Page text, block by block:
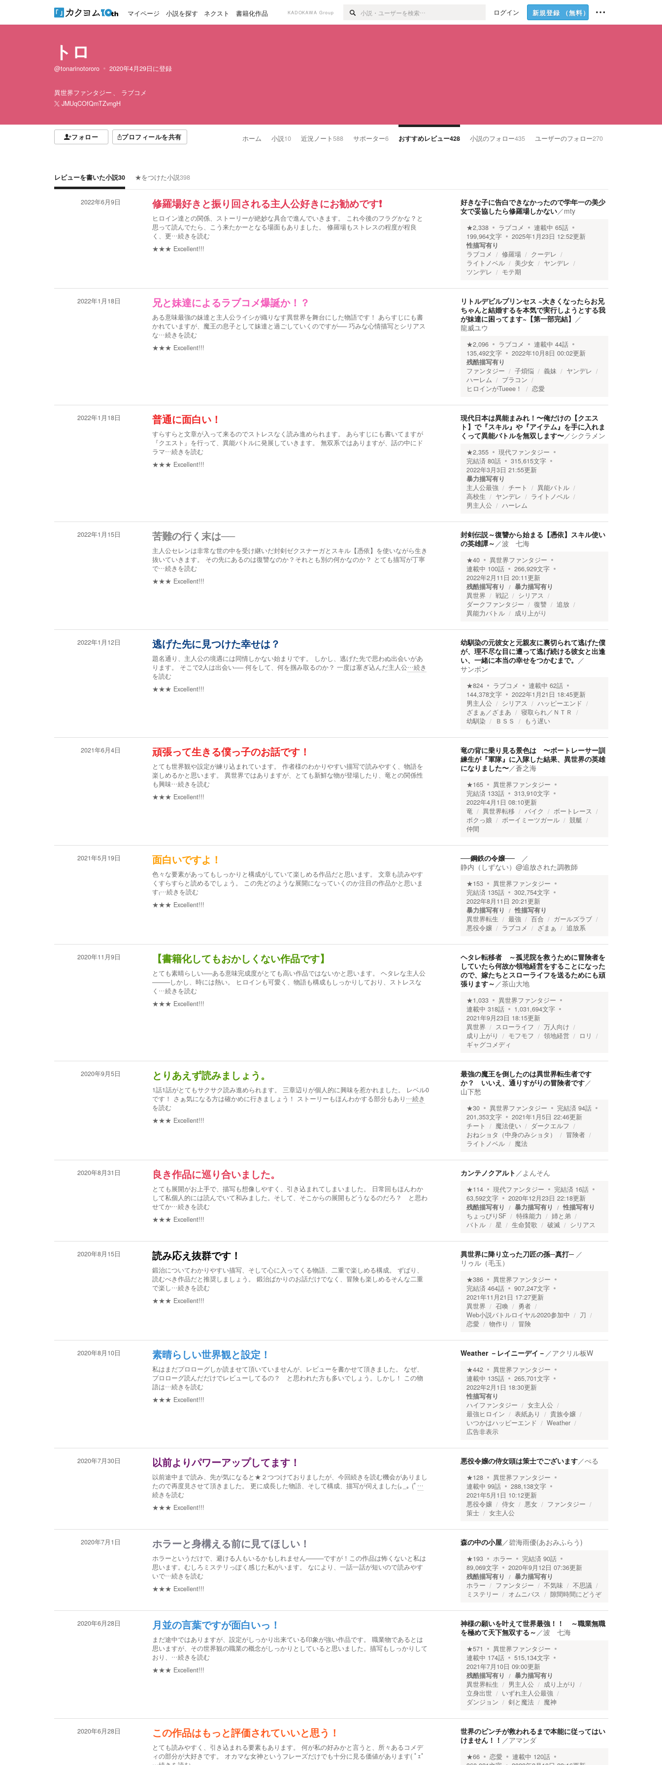
マイページ 小説を探す ネクスト 書籍化作品 KADOKAWA Group ログイン 新規登録 （無料）
トロ
@tonarinotororo 2020年4月29日に登録
異世界ファンタジー
ラブコメ
JMUqCOfQmTZvngH
フォロー プロフィールを共有 ホーム 小説10 近況ノート 588 サポーター6 おすすめレビュー428 小説のフォロー435 ユーザーのフォロー270
レビューを書いた小説30 ★をつけた小説398
2022年6月9日 修羅場好きと振り回される主人公好きにお勧めです❗️
ヒロイン達との関係、ストーリーが絶妙な具合で進んでいきます。 これ今後のフラグかな？と
思って読んでたら、こう来たかーとなる場面もありました。 修羅場もストレスの程度が程良
く、更…続きを読む
★★★ Excellent!!!
好きな子に告白できなかったので学年一の美少
女で妥協したら修羅場しかない／mty
★2,338 ラブコメ 連載中 65話
199,964文字 2025年1月23日 12:52更新
性描写有り
ラブコメ
修羅場
クーデレ
ライトノベル
美少女
ヤンデレ
ツンデレ
モテ期
2022年1月18日 兄と妹達によるラブコメ爆誕か！？
ある意味最強の妹達と主人公ライシが織りなす異世界を舞台にした物語です！ あらすじにも書
かれていますが、魔王の息子として妹達と過ごしていくのですが── 巧みな心情描写とシリアス
な…続きを読む
★★★ Excellent!!!
リトルデビルプリンセス ~大きくなったらお兄
ちゃんと結婚するを本気で実行しようとする我
が妹達に困ってます~【第一部完結】 ／
龍威ユウ
★2,096 ラブコメ 連載中 44話
135,492文字 2022年10月8日 00:02更新
残酷描写有り
ファンタジー
子煩悩 義妹
ヤンデレ
ハーレム
ブラコン
ヒロインがTueee！
恋愛
2022年1月18日 普通に面白い！
すらすらと文章が入って来るのでストレスなく読み進められます。 あらすじにも書いてますが
『クエスト』を行って、異能バトルに発展していきます。 無双系ではありますが、話の中にド
ラマ…続きを読む
★★★ Excellent!!!
現代日本は異能まみれ！〜俺だけの【クエス
ト】で『スキル』や『アイテム』を手に入れま
くって異能バトルを無双します〜／シクラメン
★2,355
現代ファンタジー
完結済 80話 315,615文字
2022年3月3日 21:55更新
暴力描写有り
主人公最強
チート
異能バトル
高校生
ヤンデレ
ライトノベル
男主人公
ハーレム
2022年1月15日 苦難の行く末は──
主人公セレンは非常な世の中を受け継いだ封剣ゼクスナーガとスキル【憑依】を使いながら生き
抜いていきます。 その先にあるのは復讐なのか？それとも別の何かなのか？ とても描写が丁寧
で…続きを読む
★★★ Excellent!!!
封剣伝説～復讐から始まる【憑依】スキル使い
の英雄譚～ ／波 七海
★40
異世界ファンタジー
連載中 100話 266,929文字
2022年2月11日 20:11更新
残酷描写有り
暴力描写有り
異世界
戦記
シリアス
ダークファンタジー
復讐
追放
異能力バトル
成り上がり
2022年1月12日 逃げた先に見つけた幸せは？
題名通り、主人公の境遇には同情しかない始まりです。 しかし、逃げた先で思わぬ出会いがあ
ります。 そこで2人は出会い── 何をして、何を掴み取るのか？ 一度は塞ぎ込んだ主人公…続き
を読む
★★★ Excellent!!!
幼馴染の元彼女と元親友に裏切られて逃げた僕
が、理不尽な目に遭って逃げ続ける彼女と出逢
い、一緒に本当の幸せをつかむまで。 ／
サンボン
★824 ラブコメ 連載中 62話
144,378文字 2022年1月21日 18:45更新
男主人公
シリアス
ハッピーエンド
ざまぁ／ざまあ
寝取られ／ＮＴＲ
幼馴染
ＢＳＳ もう遅い
2021年6月4日 頑張って生きる僕っ子のお話です！
とても世界観や設定が練り込まれています。 作者様のわかりやすい描写で読みやすく、物語を
楽しめるかと思います。 異世界ではありますが、とても新鮮な物が登場したり、竜との関係性
も興味…続きを読む
★★★ Excellent!!!
竜の背に乗り見る景色は 〜ボートレーサー訓
練生が『軍隊』に入隊した結果、異世界の英雄
になりました〜／蒼之海
★165
異世界ファンタジー
完結済 133話 313,910文字
2022年4月1日 08:10更新
竜
異世界転移 バイク
ボートレース
ボクっ娘
ボーイミーツガール
競艇
仲間
2021年5月19日 面白いですよ！
色々な要素があってもしっかりと構成がしていて楽しめる作品だと思います。 文章も読みやす
くすらすらと読めるでしょう。 この先どのような展開になっていくのか注目の作品かと思いま
す₍…続きを読む
★★★ Excellent!!!
──鋼鉄の令嬢──
／
静内（しずない）@追放された調教師
★153
異世界ファンタジー
完結済 135話 302,754文字
2022年8月11日 20:21更新
暴力描写有り
性描写有り
異世界転生
最強 百合
ガールズラブ
悪役令嬢
ラブコメ ざまぁ 追放系
2020年11月9日 【書籍化してもおかしくない作品です】
とても素晴らしい──ある意味完成度がとても高い作品ではないかと思います。 ヘタレな主人公
────しかし、時には熱い。 ヒロインも可愛く、物語も構成もしっかりしており、ストレスな
く …続きを読む
★★★ Excellent!!!
ヘタレ転移者 ～孤児院を救うために冒険者を
していたら何故か領地経営をすることになった
ので、嫁たちとスローライフを送るためにも頑
張ります～ ／茶山大地
★1,033
異世界ファンタジー
連載中 318話 1,031,694文字
2021年9月23日 18:15更新
異世界
スローライフ
万人向け
成り上がり
モフモフ 領地経営
ロリ
ギャグコメディ
2020年9月5日 とりあえず読みましょう。
1話1話がとてもサクサク読み進められます。 三章辺りが個人的に興味を惹かれました。 レベル0
です！ さぁ気になる方は確かめに行きましょう！ ストーリーもほんわかする部分もあり …続き
を読む
★★★ Excellent!!!
最強の魔王を倒したのは異世界転生者です
か？ いいえ、通りすがりの冒険者です／
山下愁
★30 異世界ファンタジー 完結済 94話
201,353文字 2021年1月5日 22:46更新
チート
魔法使い
ダークエルフ
おねショタ（中身のみショタ）
冒険者
ライトノベル
魔法
2020年8月31日 良き作品に巡り合いました。
とても展開がお上手で、描写も想像しやすく、引き込まれてしまいました。 日常回もほんわか
して私個人的には読んでいて和みました。そして、そこからの展開もどうなるのだろ？ と思わ
せてか…続きを読む
★★★ Excellent!!!
カンテノクアルト ／ よんそん
★114 現代ファンタジー 完結済 16話
63,592文字 2020年12月23日 22:18更新
残酷描写有り
暴力描写有り
性描写有り
ちょっぴりSF
特殊能力
姉と弟
バトル
星 生命賛歌 破滅 シリアス
2020年8月15日 読み応え抜群です！
鍛治についてわかりやすい描写、そして心に入ってくる物語、二重で楽しめる構成。 ずばり、
読むべき作品だと推奨しましょう。 鍛治ばかりのお話だけでなく、冒険も楽しめるそんな二重
で楽し…続きを読む
★★★ Excellent!!!
異世界に降り立った刀匠の孫─真打─ ／
リゥル（毛玉）
★386
異世界ファンタジー
完結済 464話 907,247文字
2021年11月21日 17:27更新
異世界
召喚
勇者
Web小説バトルロイヤル2020参加中
刀
恋愛
物作り 冒険
2020年8月10日 素晴らしい世界観と設定！
私はまだプロローグしか読ませて頂いていませんが、レビューを書かせて頂きました。 なぜ、
プロローグ読んだだけでレビューしてるの？ と思われた方も多いでしょう。しかし！ この物
語は…続きを読む
★★★ Excellent!!!
Weather －レイニーデイ－ ／アクリル板W
★442
異世界ファンタジー
連載中 135話 265,701文字
2022年2月1日 18:30更新
性描写有り
ハイファンタジー
女主人公
最強ヒロイン
表紙あり
貴族令嬢
いつかはハッピーエンド
Weather
広告非表示
2020年7月30日 以前よりパワーアップしてます！
以前途中まで読み、先が気になると★２つつけておりましたが、今回続きを読む機会がありまし
たので再度見させて頂きました。 更に成長した物語、そして構成、描写が伺えました(｡_｡ (ﾟ …
続きを読む
★★★ Excellent!!!
悪役令嬢の侍女頭は策士でございます／ぺる
★128
異世界ファンタジー
連載中 99話 288,138文字
2021年5月1日 10:12更新
悪役令嬢
侍女 悪女
ファンタジー
策士
女主人公
2020年7月1日 ホラーと身構える前に見てほしい！
ホラーというだけで、避ける人もいるかもしれません────ですが！この作品は怖くないと私は
思います。むしろミステリっぽく感じた私がいます。 なにより、一話一話が短いので読みやす
いで…続きを読む
★★★ Excellent!!!
森の中の小屋／碧海雨優(あおみふらう)
★193 ホラー 完結済 90話
89,069文字 2020年9月12日 07:36更新
残酷描写有り
暴力描写有り
ホラー
ファンタジー 不気味
不思議
ミステリー
オムニバス 隙間時間にどうぞ
2020年6月28日 月並の言葉ですが面白いっ！
まだ途中ではありますが、設定がしっかり出来ている印象が強い作品です。 職業物であるとは
思いますが、その世界観の職業の概念がしっかりとしていると思いました。描写もしっかりして
おり、 …続きを読む
★★★ Excellent!!!
神様の願いを叶えて世界最強！！ ～職業無職
を極めて天下無双する～ ／波 七海
★571
異世界ファンタジー
連載中 174話 515,134文字
2021年7月10日 09:00更新
残酷描写有り
暴力描写有り
異世界転生
男主人公
成り上がり
立身出世
いずれ主人公最強
ダンジョン
剣と魔法 魔神
2020年6月28日 この作品はもっと評価されていいと思う！
とても読みやすく、引き込まれる要素もあります。 何が私の好みかと言うと、所々あるコメデ
ィの部分が大好きです。 オカマな女神というフレーズだけでも十分に見る価値があります( ﾟｪﾟ
世界のピンチが救われるまで本能に従ってはい
けません！！ ／アマンダ
★66 恋愛 連載中 120話